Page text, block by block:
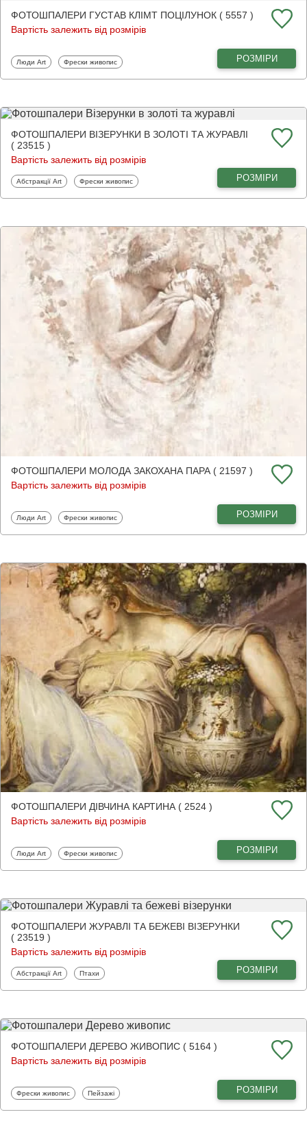
ФОТОШПАЛЕРИ ГУСТАВ КЛІМТ ПОЦІЛУНОК ( 5557 )
Вартість залежить від розмірів
Фотошпалери
Люди Art Фотошпалери
Фрески живопис РОЗМІРИ
ФОТОШПАЛЕРИ ВІЗЕРУНКИ В ЗОЛОТІ ТА ЖУРАВЛІ
( 23515 )
Вартість залежить від розмірів
Фотошпалери
Абстракції Art Фотошпалери
Фрески живопис РОЗМІРИ
ФОТОШПАЛЕРИ МОЛОДА ЗАКОХАНА ПАРА ( 21597 )
Вартість залежить від розмірів
Фотошпалери
Люди Art Фотошпалери
Фрески живопис РОЗМІРИ
ФОТОШПАЛЕРИ ДІВЧИНА КАРТИНА ( 2524 )
Вартість залежить від розмірів
Фотошпалери
Люди Art Фотошпалери
Фрески живопис РОЗМІРИ
ФОТОШПАЛЕРИ ЖУРАВЛІ ТА БЕЖЕВІ ВІЗЕРУНКИ
( 23519 )
Вартість залежить від розмірів
Фотошпалери
Абстракції Art Фотошпалери
Птахи РОЗМІРИ
ФОТОШПАЛЕРИ ДЕРЕВО ЖИВОПИС ( 5164 )
Вартість залежить від розмірів
Фотошпалери
Фрески живопис Фотошпалери
Пейзажі РОЗМІРИ